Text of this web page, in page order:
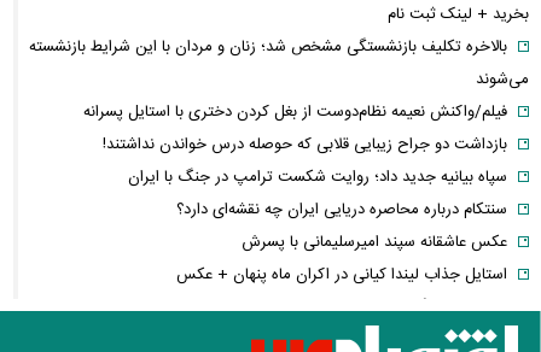
بخرید + لینک ثبت نام
بالاخره تکلیف بازنشستگی مشخص شد؛ زنان و مردان با این شرایط بازنشسته
می‌شوند
فیلم/واکنش نعیمه نظام‌دوست از بغل کردن دختری با استایل پسرانه
بازداشت دو جراح زیبایی قلابی که حوصله درس خواندن نداشتند!
سپاه بیانیه جدید داد؛ روایت شکست ترامپ در جنگ با ایران
سنتکام درباره محاصره دریایی ایران چه نقشه‌ای دارد؟
عکس عاشقانه سپند امیرسلیمانی با پسرش
استایل جذاب لیندا کیانی در اکران ماه پنهان + عکس
پیام روز خبرنگار قالیباف؛ دشمن در میدان رسانه و تحریف فعال شده است
تورم به کدام خانوارها بیشتر فشار می‌آورد؟ شکاف ۱۵.۲ درصدی دهک‌ها